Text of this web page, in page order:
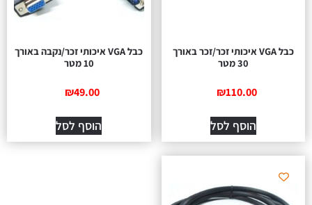
כבל VGA איכותי זכר/זכר באורך
30 מטר
₪110.00
הוסף לסל
כבל VGA איכותי זכר/נקבה באורך
10 מטר
₪49.00
הוסף לסל